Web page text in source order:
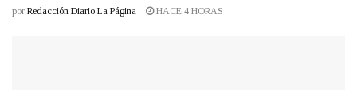
por Redacción Diario La Página HACE 4 HORAS